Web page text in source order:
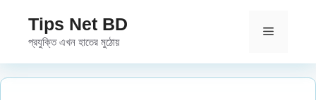
content
Tips Net BD
প্রযুক্তি এখন হাতের মুঠোয়
Menu